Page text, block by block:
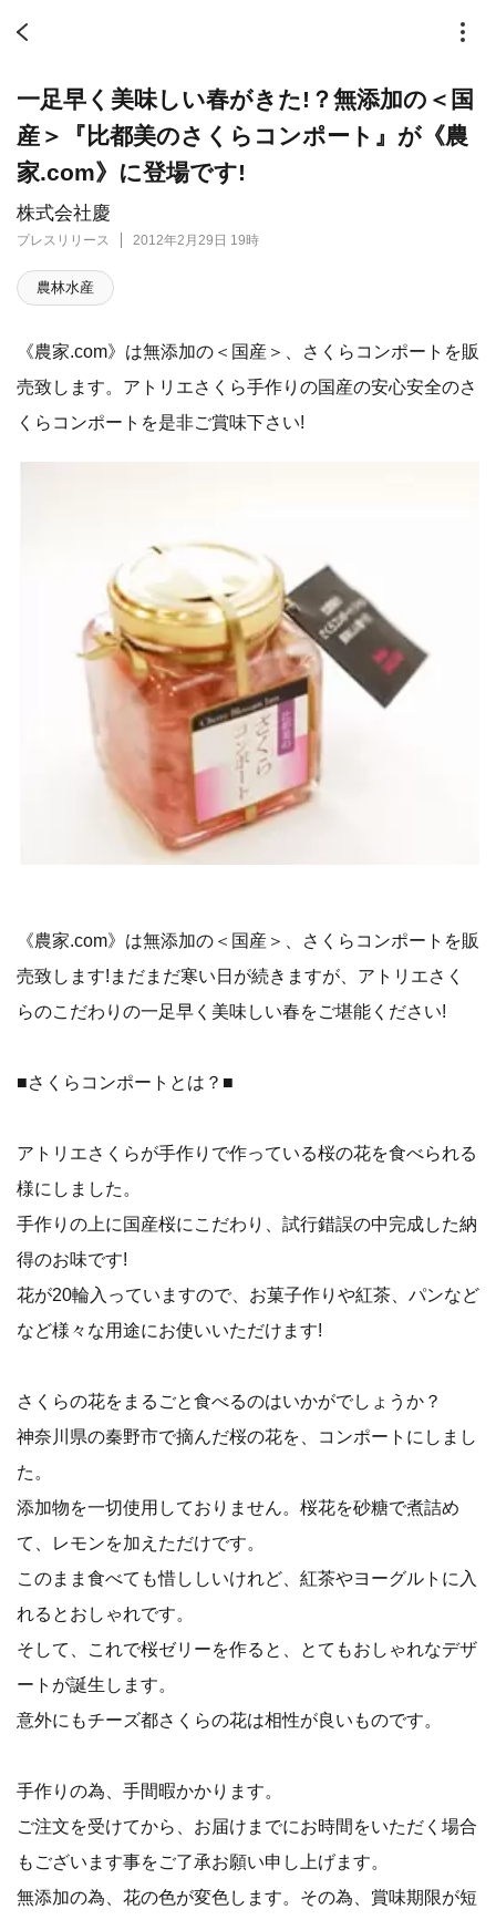
株式会社慶
プレスリリース 2012年2月29日 19時
一足早く美味しい春がきた!？無添加の＜国
産＞『比都美のさくらコンポート』が《農
家.com》に登場です!
農林水産
《農家.com》は無添加の＜国産＞、さくらコンポートを販
売致します。アトリエさくら手作りの国産の安心安全のさ
くらコンポートを是非ご賞味下さい!
《農家.com》は無添加の＜国産＞、さくらコンポートを販
売致します!まだまだ寒い日が続きますが、アトリエさく
らのこだわりの一足早く美味しい春をご堪能ください!
■さくらコンポートとは？■
アトリエさくらが手作りで作っている桜の花を食べられる
様にしました。
手作りの上に国産桜にこだわり、試行錯誤の中完成した納
得のお味です!
花が20輪入っていますので、お菓子作りや紅茶、パンなど
など様々な用途にお使いいただけます!
さくらの花をまるごと食べるのはいかがでしょうか？
神奈川県の秦野市で摘んだ桜の花を、コンポートにしまし
た。
添加物を一切使用しておりません。桜花を砂糖で煮詰め
て、レモンを加えただけです。
このまま食べても惜ししいけれど、紅茶やヨーグルトに入
れるとおしゃれです。
そして、これで桜ゼリーを作ると、とてもおしゃれなデザ
ートが誕生します。
意外にもチーズ都さくらの花は相性が良いものです。
手作りの為、手間暇かかります。
ご注文を受けてから、お届けまでにお時間をいただく場合
もございます事をご了承お願い申し上げます。
無添加の為、花の色が変色します。その為、賞味期限が短